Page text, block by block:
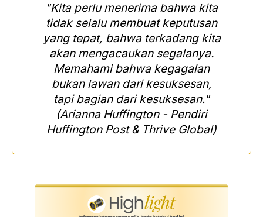
"Kita perlu menerima bahwa kita
tidak selalu membuat keputusan
yang tepat, bahwa terkadang kita
akan mengacaukan segalanya.
Memahami bahwa kegagalan
bukan lawan dari kesuksesan,
tapi bagian dari kesuksesan."
(Arianna Huffington - Pendiri
Huffington Post & Thrive Global)